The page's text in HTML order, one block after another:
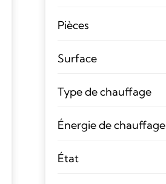
Pièces
Surface
Type de chauffage
Énergie de chauffage
État